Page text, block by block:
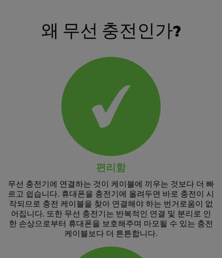
왜 무선 충전인가?
편리함
무선 충전기에 연결하는 것이 케이블에 끼우는 것보다 더 빠
르고 쉽습니다. 휴대폰을 충전기에 올려두면 바로 충전이 시
작되므로 충전 케이블을 찾아 연결해야 하는 번거로움이 없
어집니다. 또한 무선 충전기는 반복적인 연결 및 분리로 인
한 손상으로부터 휴대폰을 보호해주며 마모될 수 있는 충전
케이블보다 더 튼튼합니다.